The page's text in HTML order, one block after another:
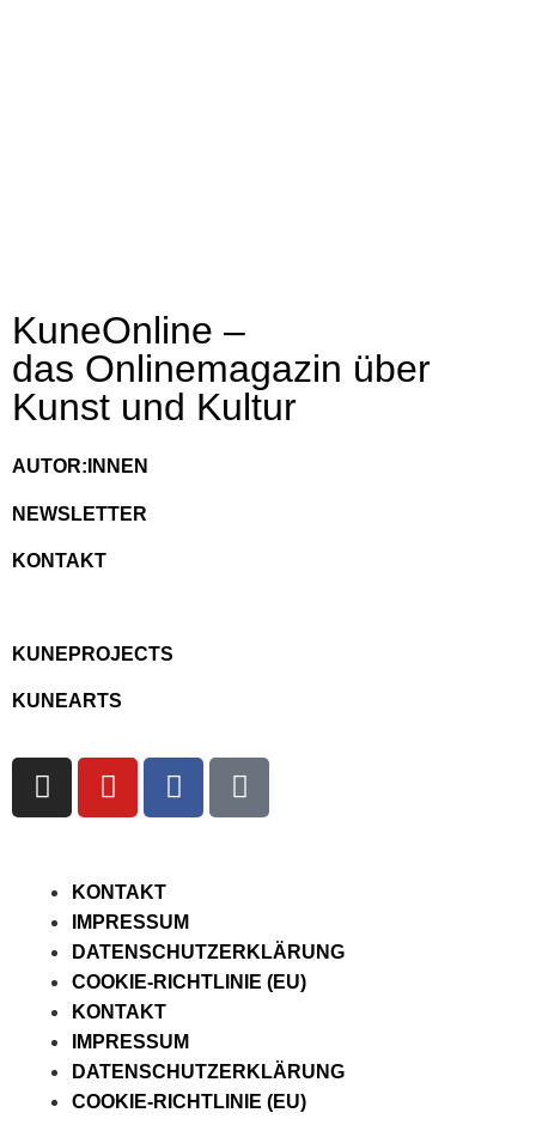
KuneOnline –
das Onlinemagazin über
Kunst und Kultur
AUTOR:INNEN
NEWSLETTER
KONTAKT
KUNEPROJECTS
KUNEARTS
KONTAKT
IMPRESSUM
DATENSCHUTZERKLÄRUNG
COOKIE-RICHTLINIE (EU)
KONTAKT
IMPRESSUM
DATENSCHUTZERKLÄRUNG
COOKIE-RICHTLINIE (EU)